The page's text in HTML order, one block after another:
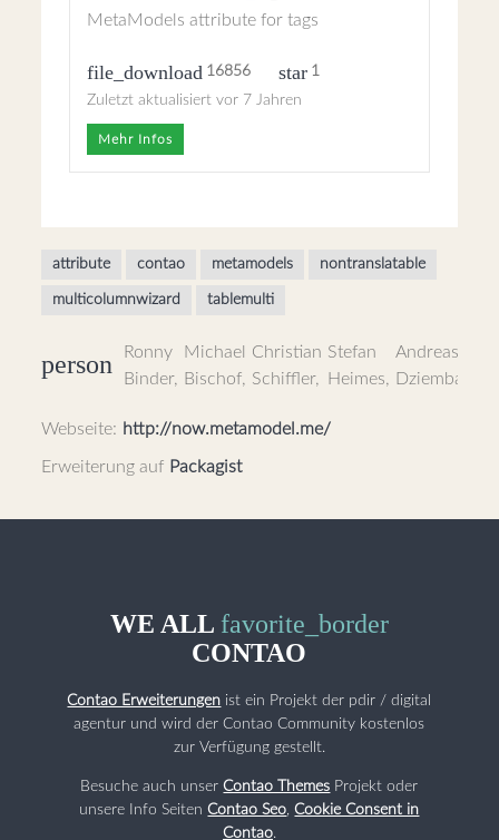
MetaModels attribute for tags
file_download 16856 star 1
Zuletzt aktualisiert vor 7 Jahren
Mehr Infos
attribute contao metamodels nontranslatable
multicolumnwizard tablemulti
person
Ronny
Binder,
Michael
Bischof,
Christian
Schiffler,
Stefan
Heimes,
Andreas
Dziemba
Webseite: http://now.metamodel.me/
Erweiterung auf Packagist
WE ALL favorite_border
CONTAO
Contao Erweiterungen ist ein Projekt der pdir / digital
agentur und wird der Contao Community kostenlos
zur Verfügung gestellt.
Besuche auch unserContao Themes Projekt oder
unsere Info SeitenContao Seo,Cookie Consent in
Contao.